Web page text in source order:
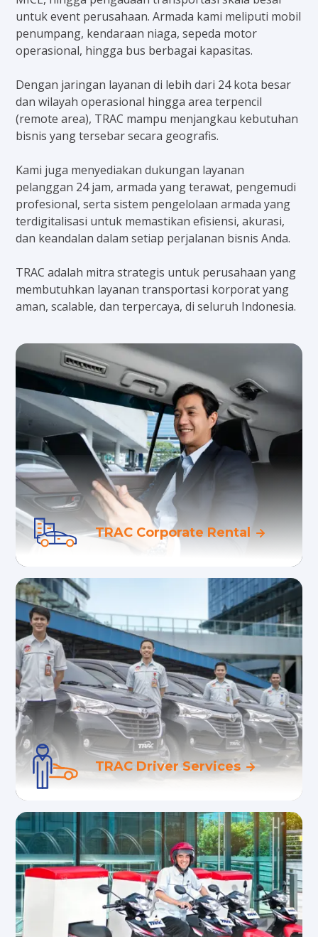
untuk event perusahaan. Armada kami meliputi mobil
penumpang, kendaraan niaga, sepeda motor
operasional, hingga bus berbagai kapasitas.
Dengan jaringan layanan di lebih dari 24 kota besar
dan wilayah operasional hingga area terpencil
(remote area), TRAC mampu menjangkau kebutuhan
bisnis yang tersebar secara geografis.
Kami juga menyediakan dukungan layanan
pelanggan 24 jam, armada yang terawat, pengemudi
profesional, serta sistem pengelolaan armada yang
terdigitalisasi untuk memastikan efisiensi, akurasi,
dan keandalan dalam setiap perjalanan bisnis Anda.
TRAC adalah mitra strategis untuk perusahaan yang
membutuhkan layanan transportasi korporat yang
aman, scalable, dan terpercaya, di seluruh Indonesia.
TRAC Corporate Rental
Solusi terbaik penyewaan kendaraan
jangka panjang dan pendek untuk segala
kebutuhan transportasi bisnis Anda
TRAC Driver Services
Layanan pengemudi profesional dan
lembaga sertifikasi pengemudi
Sewa motor jangka panjang dengan
jaringan luas untuk pelanggan korporat